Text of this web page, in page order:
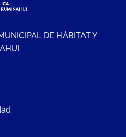
DE HÁBITAT Y